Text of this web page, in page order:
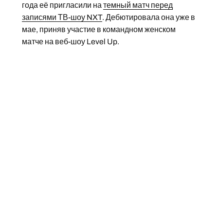
года её пригласили на темный матч перед
записями ТВ-шоу NXT. Дебютировала она уже в
мае, приняв участие в командном женском
матче на веб-шоу Level Up.